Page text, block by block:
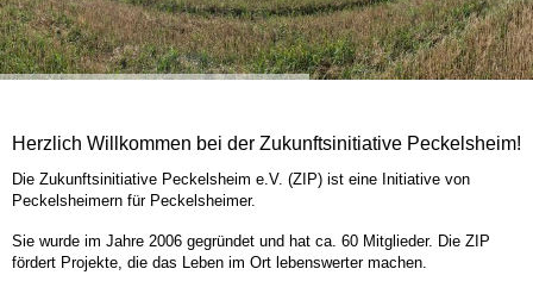
Herzlich Willkommen bei der Zukunftsinitiative Peckelsheim!
Die Zukunftsinitiative Peckelsheim e.V. (ZIP) ist eine Initiative von
Peckelsheimern für Peckelsheimer.
Sie wurde im Jahre 2006 gegründet und hat ca. 60 Mitglieder. Die ZIP
fördert Projekte, die das Leben im Ort lebenswerter machen.